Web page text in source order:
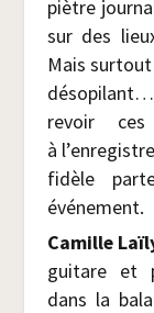
piètre
sur des
Mais
revoir
à
fidèle
événement.
Camille
gui­tare et
dans la